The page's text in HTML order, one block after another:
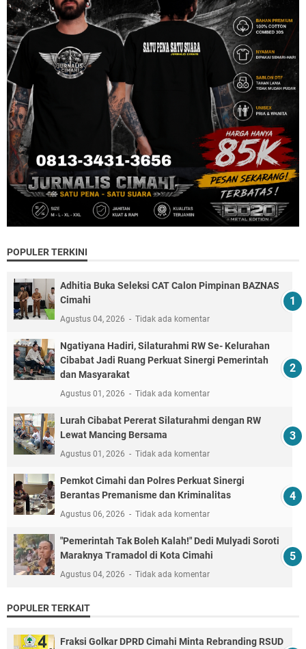
POPULER TERKINI
Adhitia Buka Seleksi CAT Calon Pimpinan BAZNAS
Cimahi
Agustus 04, 2026 Tidak ada komentar
Ngatiyana Hadiri, Silaturahmi RW Se- Kelurahan
Cibabat Jadi Ruang Perkuat Sinergi Pemerintah
dan Masyarakat
Agustus 01, 2026 Tidak ada komentar
Lurah Cibabat Pererat Silaturahmi dengan RW
Lewat Mancing Bersama
Agustus 01, 2026 Tidak ada komentar
Pemkot Cimahi dan Polres Perkuat Sinergi
Berantas Premanisme dan Kriminalitas
Agustus 06, 2026 Tidak ada komentar
"Pemerintah Tak Boleh Kalah!" Dedi Mulyadi Soroti
Maraknya Tramadol di Kota Cimahi
Agustus 04, 2026 Tidak ada komentar
POPULER TERKAIT
Fraksi Golkar DPRD Cimahi Minta Rebranding RSUD